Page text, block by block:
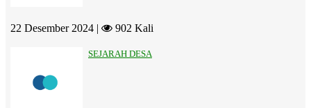
22 Desember 2024 | 902 Kali
SEJARAH DESA